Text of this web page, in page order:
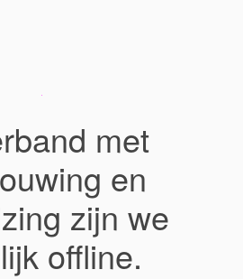
met
en
zijn we
offline.